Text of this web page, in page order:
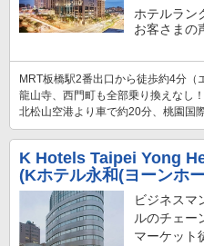
ホテルラン
お客さまの
MRT板橋駅2番出口から徒歩約4分（
龍山寺、西門町も全部乗り換えなし
北松山空港より車で約20分、桃園国
K Hotels Taipei Yong
(Kホテル永和(ヨーンホ
ビジネスマ
ルのチェー
マーケット